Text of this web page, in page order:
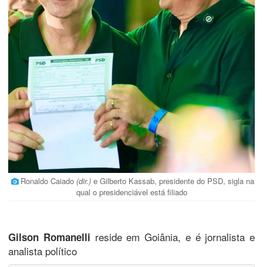
Ronaldo Caiado (dir.)e Gilberto Kassab, presidente do PSD, sigla na
qual o presidenciável está filiado
Gilson Romanelli reside em Goiânia, e é jornalista e
analista político